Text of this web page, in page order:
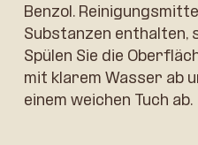
Benzol.
Substanzen enthalten,
Spülen Sie die
mit klarem Wasser ab
einem weichen Tuch ab.